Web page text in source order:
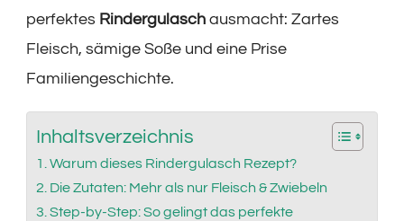
perfektes Rindergulasch ausmacht: Zartes
Fleisch, sämige Soße und eine Prise
Familiengeschichte.
Inhaltsverzeichnis
Warum dieses Rindergulasch Rezept?
Die Zutaten: Mehr als nur Fleisch & Zwiebeln
Step-by-Step: So gelingt das perfekte